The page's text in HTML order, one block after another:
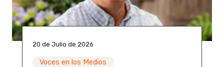
20 de Julio de 2026
Voces en los Medios